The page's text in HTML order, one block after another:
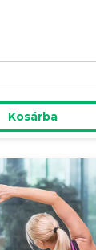
Kosárba